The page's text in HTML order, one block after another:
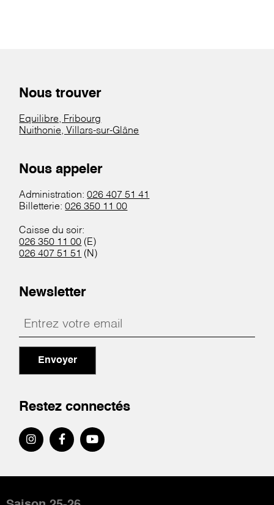
Nous trouver
Equilibre, Fribourg
Nuithonie, Villars-sur-Glâne
Nous appeler
Administration:026 407 51 41
Billetterie:026 350 11 00
Caisse du soir:
026 350 11 00 (E)
026 407 51 51 (N)
Newsletter
Envoyer
Restez connectés